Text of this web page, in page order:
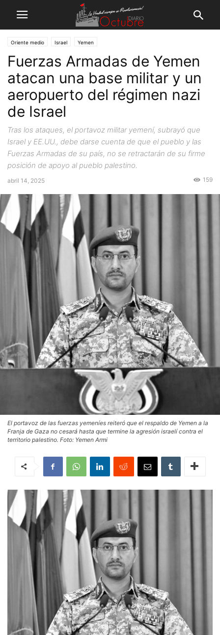
Oriente medio Israel Yemen
Fuerzas Armadas de Yemen
atacan una base militar y un
aeropuerto del régimen nazi
de Israel
Tras los ataques, el portavoz militar yemení, subrayó que
Israel y EE.UU., debe darse cuenta de que el pueblo y las
Fuerzas Armadas de su país, no se retractarán de su firme
posición de apoyo al pueblo palestino.
abril 14, 2025 159
El portavoz de las fuerzas yemeníes reiteró que el respaldo de Yemen a la
Franja de Gaza no cesará hasta que termine la agresión israelí contra el
territorio palestino. Foto: Yemen Armi